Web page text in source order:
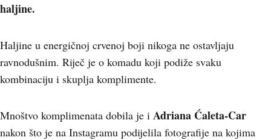
haljine.
Haljine u energičnoj crvenoj boji nikoga ne ostavljaju
ravnodušnim. Riječ je o komadu koji podiže svaku
kombinaciju i skuplja komplimente.
Mnoštvo komplimenata dobila je i Adriana Ćaleta-Car
nakon što je na Instagramu podijelila fotografije na kojima